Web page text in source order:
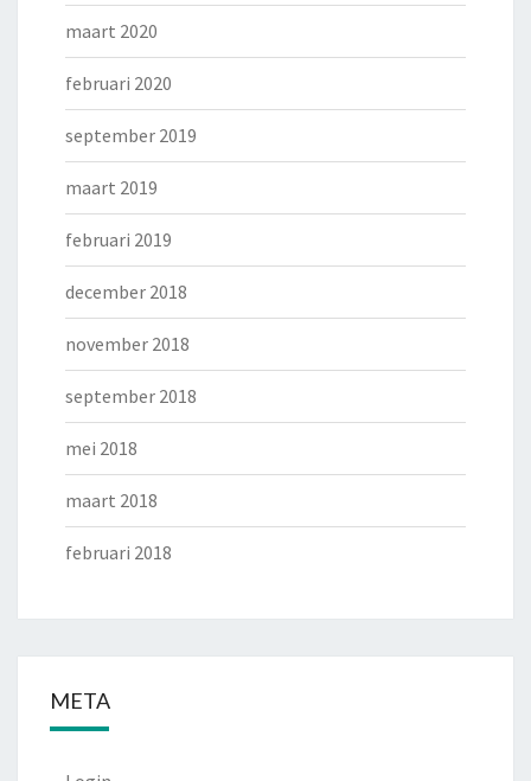
maart 2020
februari 2020
september 2019
maart 2019
februari 2019
december 2018
november 2018
september 2018
mei 2018
maart 2018
februari 2018
META